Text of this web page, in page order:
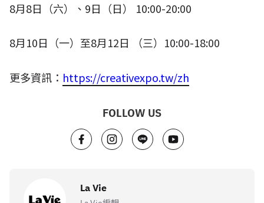
8月8日（六）、 9日（日） 10:00-20:00
8月10日（一）至8月12日 （三） 10:00-18:00
更多資訊： https://creativexpo.tw/zh
FOLLOW US
La Vie